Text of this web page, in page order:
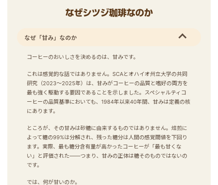
なぜシツジ珈琲なのか
なぜ「甘み」なのか
コーヒーのおいしさを決めるのは、甘みです。
これは感覚的な話ではありません。SCAとオハイオ州立大学の共同
研究（2023〜2025年）は、甘みがコーヒーの品質と嗜好の両方を
最も強く駆動する要因であることを示しました。スペシャルティコ
ーヒーの品質基準においても、1984年以来40年間、甘みは定義の核
にあります。
ところが、その甘みは砂糖に由来するものではありません。焙煎に
よって糖の99%は分解され、残った糖分は人間の感覚閾値を下回り
ます。実際、最も糖分含有量が高かったコーヒーが「最も甘くな
い」と評価された——つまり、甘みの正体は糖そのものではないの
です。
では、何が甘いのか。